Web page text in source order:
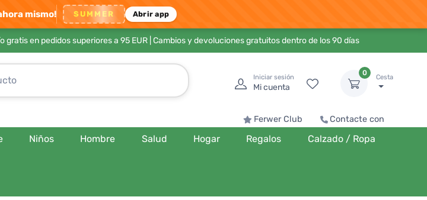
mismo! SUMMER Abrir app
gratis en pedidos superiores a 95 EUR| Cambios y devoluciones gratuitos dentro de los 90 días
Iniciar sesión
Mi cuenta
0
Cesta
Ferwer Club Contacte con
Niños Hombre Salud Hogar Regalos Calzado / Ropa